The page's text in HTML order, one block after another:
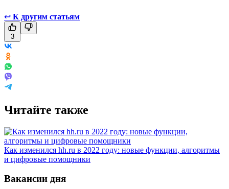
↩ К другим статьям
3
Читайте также
Как изменился hh.ru в 2022 году: новые функции, алгоритмы
и цифровые помощники
Вакансии дня